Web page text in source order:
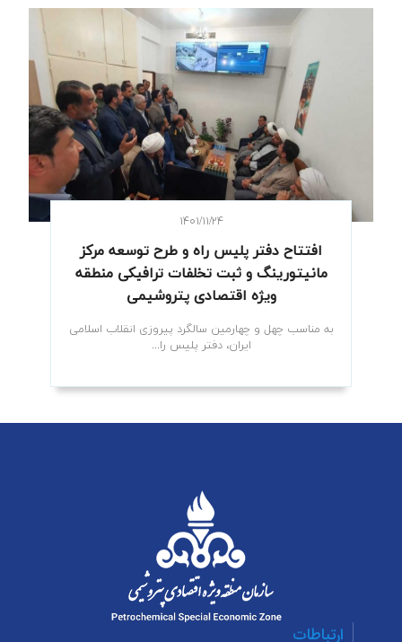
۱۴۰۱/۱۱/۲۴
افتتاح دفتر پلیس راه و طرح توسعه مرکز
مانیتورینگ و ثبت تخلفات ترافیکی منطقه
ویژه اقتصادی پتروشیمی
به مناسب چهل و چهارمین سالگرد پیروزی انقلاب اسلامی
ایران، دفتر پلیس را...
ارتباطات